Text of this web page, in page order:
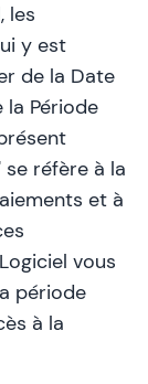
les
y est
de la Date
Période
réfère à la
et à
vous
période
à la